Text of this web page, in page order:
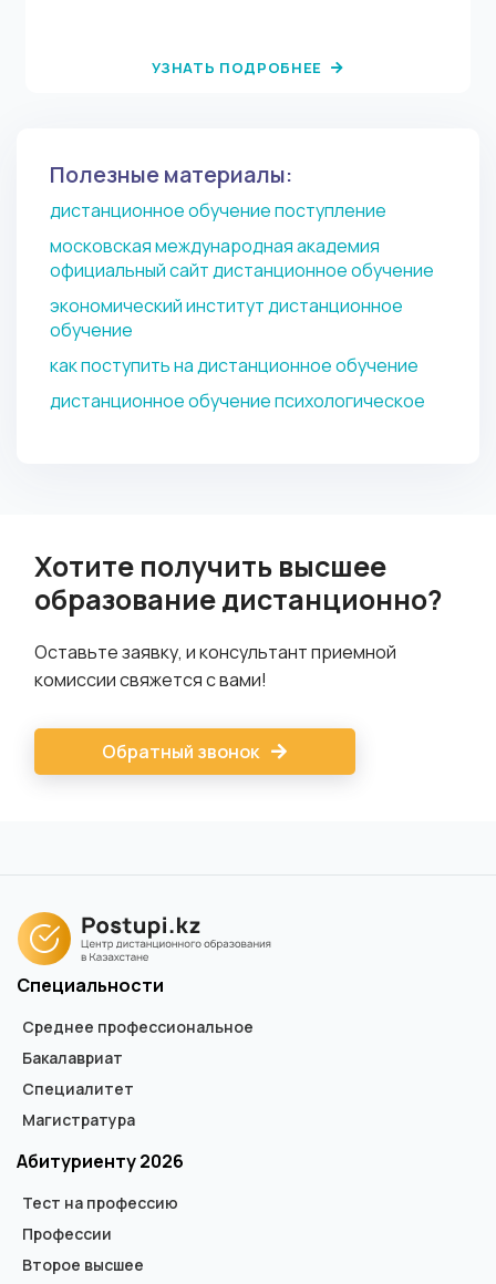
УЗНАТЬ ПОДРОБНЕЕ
Полезные материалы:
дистанционное обучение поступление
московская международная академия
официальный сайт дистанционное обучение
экономический институт дистанционное
обучение
как поступить на дистанционное обучение
дистанционное обучение психологическое
Хотите получить высшее
образование дистанционно?
Оставьте заявку, и консультант приемной
комиссии свяжется с вами!
Обратный звонок
Специальности
Среднее профессиональное
Бакалавриат
Специалитет
Магистратура
Абитуриенту 2026
Тест на профессию
Профессии
Второе высшее